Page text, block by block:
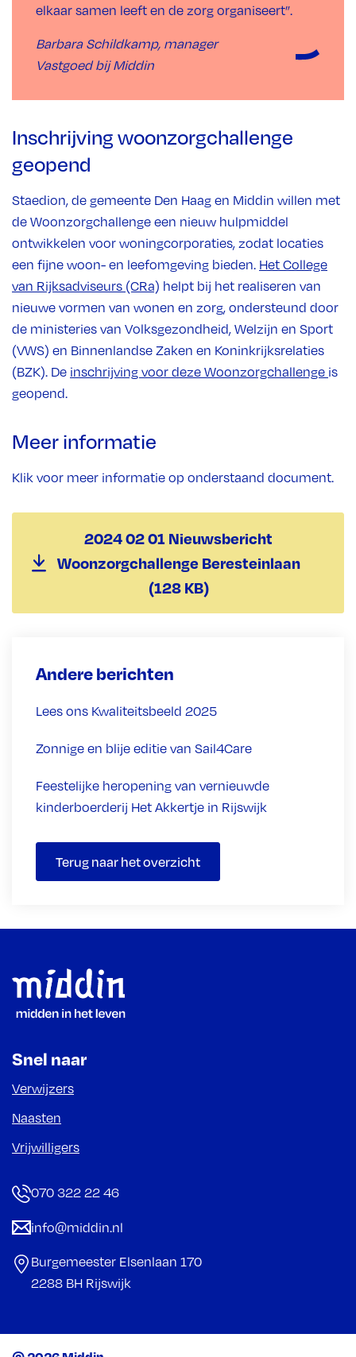
Andere berichten
Lees ons Kwaliteitsbeeld 2025
Zonnige en blije editie van Sail4Care
Feestelijke heropening van vernieuwde
kinderboerderij Het Akkertje in Rijswijk
Terug naar het overzicht
elkaar samen leeft en de zorg organiseert”.
Barbara Schildkamp, manager
Vastgoed bij Middin
Inschrijving woonzorgchallenge
geopend
Staedion, de gemeente Den Haag en Middin willen met
de Woonzorgchallenge een nieuw hulpmiddel
ontwikkelen voor woningcorporaties, zodat locaties
een fijne woon- en leefomgeving bieden. Het College
van Rijksadviseurs (CRa) helpt bij het realiseren van
nieuwe vormen van wonen en zorg, ondersteund door
de ministeries van Volksgezondheid, Welzijn en Sport
(VWS) en Binnenlandse Zaken en Koninkrijksrelaties
(BZK). De inschrijving voor deze Woonzorgchallenge is
geopend.
Meer informatie
Klik voor meer informatie op onderstaand document.
2024 02 01 Nieuwsbericht
Woonzorgchallenge Beresteinlaan
(128 KB)
Footer
Snel naar
Verwijzers
Naasten
Vrijwilligers
070 322 22 46
info@middin.nl
Burgemeester Elsenlaan 170
2288 BH Rijswijk